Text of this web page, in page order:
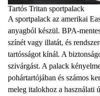
Tartós Tritan sportpalack
A sportpalack az amerikai
anyagból készül. BPA-
színét vagy illatát, és
tartósságot kínál. A
szivárgást. A palack
pohártartójában és számos
meleg italokhoz a használati